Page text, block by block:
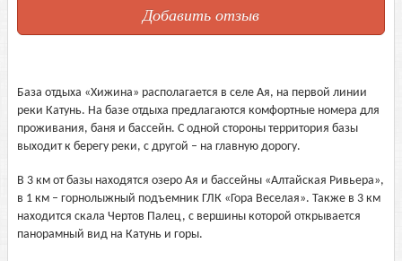
Добавить отзыв
База отдыха «Хижина» располагается в селе Ая, на первой линии
реки Катунь. На базе отдыха предлагаются комфортные номера для
проживания, баня и бассейн. С одной стороны территория базы
выходит к берегу реки, с другой – на главную дорогу.
В 3 км от базы находятся озеро Ая и бассейны «Алтайская Ривьера»,
в 1 км – горнолыжный подъемник ГЛК «Гора Веселая». Также в 3 км
находится скала Чертов Палец, с вершины которой открывается
панорамный вид на Катунь и горы.